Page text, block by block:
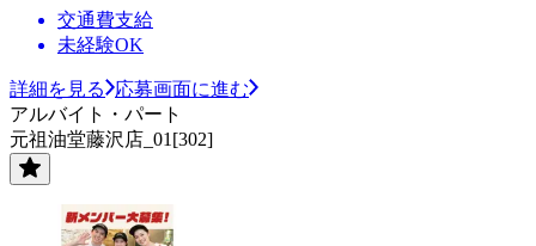
交通費支給
未経験OK
詳細を見る
応募画面に進む
アルバイト・パート
元祖油堂藤沢店_01[302]